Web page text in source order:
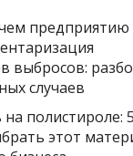
предприятию
выбросов:
случаев
полистироле: 5
этот